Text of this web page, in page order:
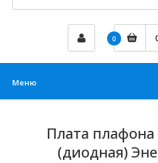
0
Меню
Плата
(диодная)